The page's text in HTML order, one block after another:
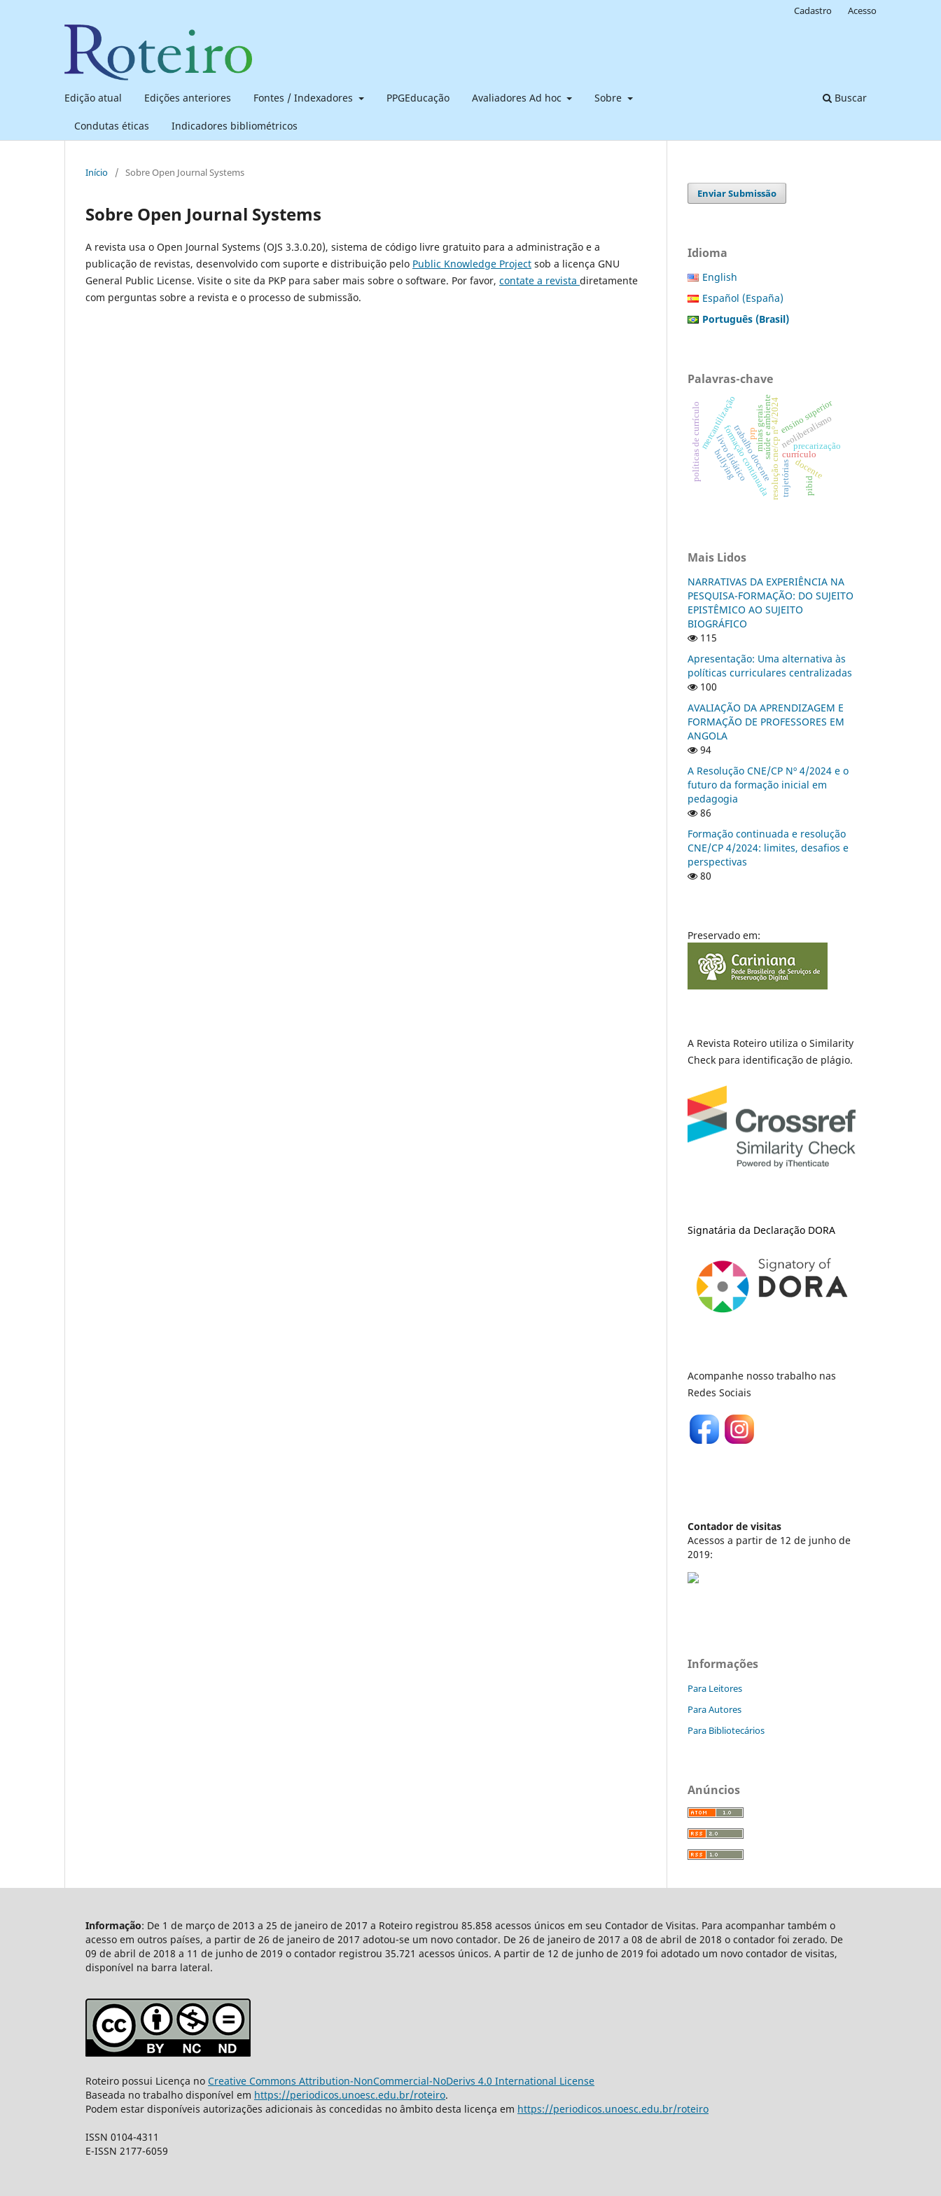
Edição atual Edições anteriores Fontes / Indexadores PPGEducação Avaliadores Ad hoc Sobre
Condutas éticas Indicadores bibliométricos
Buscar
Cadastro Acesso
Início / Sobre Open Journal Systems
Sobre Open Journal Systems
A revista usa o Open Journal Systems (OJS 3.3.0.20), sistema de código livre gratuito para a administração e a
publicação de revistas, desenvolvido com suporte e distribuição pelo Public Knowledge Project sob a licença GNU
General Public License. Visite o site da PKP para saber mais sobre o software. Por favor, contate a revista diretamente
com perguntas sobre a revista e o processo de submissão.
Enviar Submissão
Idioma
English
Español (España)
Português (Brasil)
Palavras-chave
formação continuadaresolução cne/cp nº 4/2024 docente
currículo
ensino superior
mercantilização neoliberalismo
precarização
trabalho docente
saúde e ambiente
livro didático
bullying
minas gerais
prp
trajetórias
políticas de currículo
pibid
Mais Lidos
NARRATIVAS DA EXPERIÊNCIA NA
PESQUISA-FORMAÇÃO: DO SUJEITO
EPISTÊMICO AO SUJEITO
BIOGRÁFICO
115
Apresentação: Uma alternativa às
políticas curriculares centralizadas
100
AVALIAÇÃO DA APRENDIZAGEM E
FORMAÇÃO DE PROFESSORES EM
ANGOLA
94
A Resolução CNE/CP Nº 4/2024 e o
futuro da formação inicial em
pedagogia
86
Formação continuada e resolução
CNE/CP 4/2024: limites, desafios e
perspectivas
80
Preservado em:
A Revista Roteiro utiliza o Similarity
Check para identificação de plágio.
Signatária da Declaração DORA
Acompanhe nosso trabalho nas
Redes Sociais
Contador de visitas
Acessos a partir de 12 de junho de
2019:
Informações
Para Leitores
Para Autores
Para Bibliotecários
Anúncios
Informação: De 1 de março de 2013 a 25 de janeiro de 2017 a Roteiro registrou 85.858 acessos únicos em seu Contador de Visitas. Para acompanhar também o
acesso em outros países, a partir de 26 de janeiro de 2017 adotou-se um novo contador. De 26 de janeiro de 2017 a 08 de abril de 2018 o contador foi zerado. De
09 de abril de 2018 a 11 de junho de 2019 o contador registrou 35.721 acessos únicos. A partir de 12 de junho de 2019 foi adotado um novo contador de visitas,
disponível na barra lateral.
Roteiro possui Licença no Creative Commons Attribution-NonCommercial-NoDerivs 4.0 International License
Baseada no trabalho disponível em https://periodicos.unoesc.edu.br/roteiro.
Podem estar disponíveis autorizações adicionais às concedidas no âmbito desta licença em https://periodicos.unoesc.edu.br/roteiro
ISSN 0104-4311
E-ISSN 2177-6059